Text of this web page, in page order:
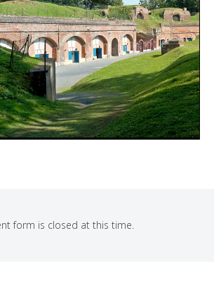
form is closed at this time.